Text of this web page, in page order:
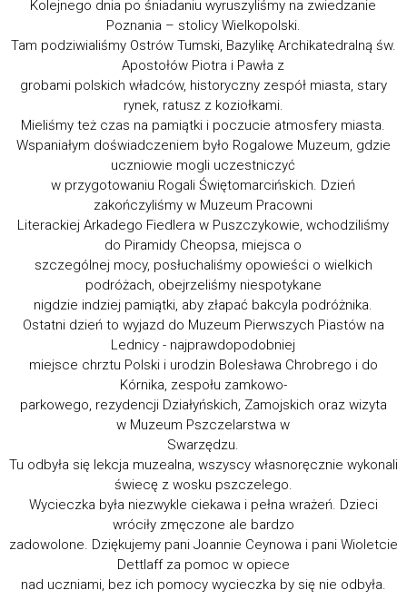
Kolejnego dnia po śniadaniu wyruszyliśmy na zwiedzanie
Poznania – stolicy Wielkopolski.
Tam podziwialiśmy Ostrów Tumski, Bazylikę Archikatedralną św.
Apostołów Piotra i Pawła z
grobami polskich władców, historyczny zespół miasta, stary
rynek, ratusz z koziołkami.
Mieliśmy też czas na pamiątki i poczucie atmosfery miasta.
Wspaniałym doświadczeniem było Rogalowe Muzeum, gdzie
uczniowie mogli uczestniczyć
w przygotowaniu Rogali Świętomarcińskich. Dzień
zakończyliśmy w Muzeum Pracowni
Literackiej Arkadego Fiedlera w Puszczykowie, wchodziliśmy
do Piramidy Cheopsa, miejsca o
szczególnej mocy, posłuchaliśmy opowieści o wielkich
podróżach, obejrzeliśmy niespotykane
nigdzie indziej pamiątki, aby złapać bakcyla podróżnika.
Ostatni dzień to wyjazd do Muzeum Pierwszych Piastów na
Lednicy - najprawdopodobniej
miejsce chrztu Polski i urodzin Bolesława Chrobrego i do
Kórnika, zespołu zamkowo-
parkowego, rezydencji Działyńskich, Zamojskich oraz wizyta
w Muzeum Pszczelarstwa w
Swarzędzu.
Tu odbyła się lekcja muzealna, wszyscy własnoręcznie wykonali
świecę z wosku pszczelego.
Wycieczka była niezwykle ciekawa i pełna wrażeń. Dzieci
wróciły zmęczone ale bardzo
zadowolone. Dziękujemy pani Joannie Ceynowa i pani Wioletcie
Dettlaff za pomoc w opiece
nad uczniami, bez ich pomocy wycieczka by się nie odbyła.